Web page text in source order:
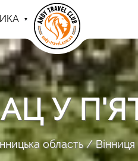
У
область